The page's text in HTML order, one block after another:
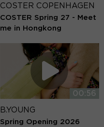
COSTER COPENHAGEN
COSTER Spring 27 - Meet
me in Hongkong
00:56
B.YOUNG
Spring Opening 2026